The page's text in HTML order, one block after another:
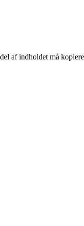
af indholdet må